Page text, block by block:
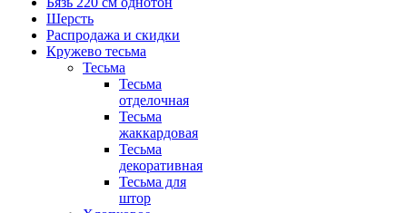
Шерсть
Распродажа и скидки
Кружево тесьма
Тесьма
Тесьма
отделочная
Тесьма
жаккардовая
Тесьма
декоративная
Тесьма для
штор